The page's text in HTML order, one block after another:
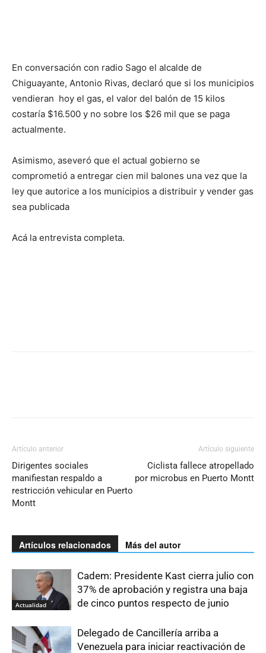
En conversación con radio Sago el alcalde de
Chiguayante, Antonio Rivas, declaró que si los municipios
vendieran hoy el gas, el valor del balón de 15 kilos
costaría $16.500 y no sobre los $26 mil que se paga
actualmente.
Asimismo, aseveró que el actual gobierno se
comprometió a entregar cien mil balones una vez que la
ley que autorice a los municipios a distribuir y vender gas
sea publicada
Acá la entrevista completa.
Artículo anterior
Dirigentes sociales
manifiestan respaldo a
restricción vehicular en Puerto
Montt
Artículo siguiente
Ciclista fallece atropellado
por microbus en Puerto Montt
Artículos relacionados Más del autor
Actualidad
Cadem: Presidente Kast cierra julio con
37% de aprobación y registra una baja
de cinco puntos respecto de junio
Delegado de Cancillería arriba a
Venezuela para iniciar reactivación de